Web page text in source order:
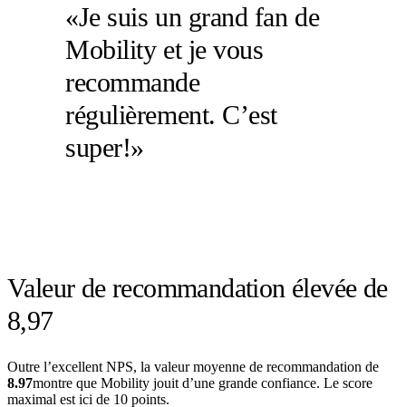
«Je suis un grand fan de
Mobility et je vous
recommande
régulièrement. C’est
super!»
Valeur de recommandation élevée de
8,97
Outre l’excellent NPS, la valeur moyenne de recommandation de
8.97montre que Mobility jouit d’une grande confiance. Le score
maximal est ici de 10 points.